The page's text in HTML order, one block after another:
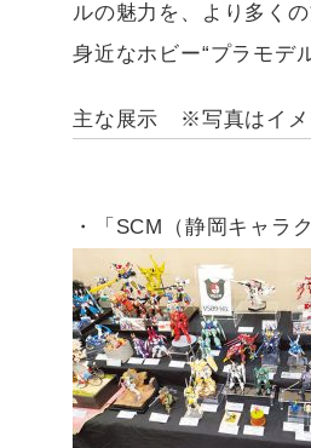
ルの魅力を、より多く
身近なホビー“プラモデ
主な展示 ※写真はイメ
・「SCM（静岡キャラ